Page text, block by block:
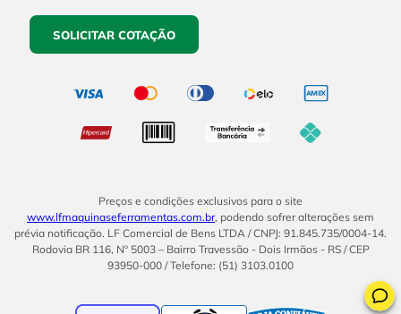
SOLICITAR COTAÇÃO
Preços e condições exclusivos para o site
www.lfmaquinaseferramentas.com.br, podendo sofrer alterações sem
prévia notificação. LF Comercial de Bens LTDA / CNPJ: 91.845.735/0004-14.
Rodovia BR 116, Nº 5003 – Bairro Travessão - Dois Irmãos - RS / CEP
93950-000 / Telefone: (51) 3103.0100